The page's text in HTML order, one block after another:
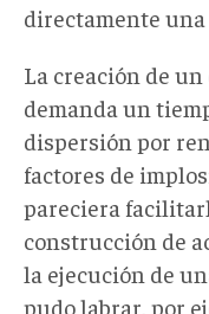
directamente
La creación de
demanda un
dispersión por
factores de
pareciera
construcción de
la ejecución de
pudo labrar, por